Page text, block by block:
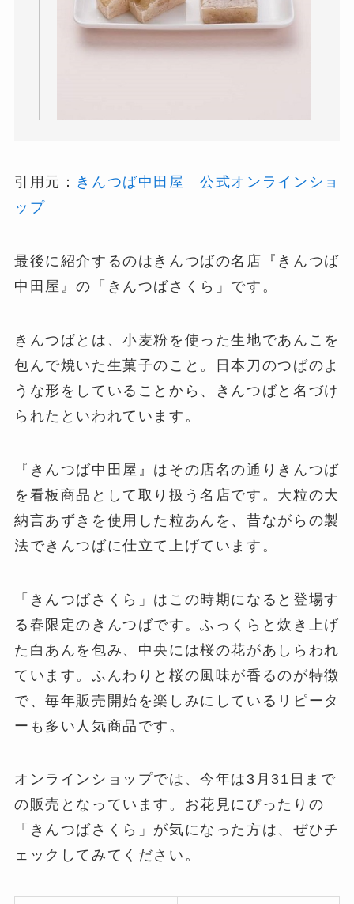
引用元： きんつば中田屋 公式オンラインショ
ップ
最後に紹介するのはきんつばの名店『きんつば
中田屋』の「きんつばさくら」です。
きんつばとは、小麦粉を使った生地であんこを
包んで焼いた生菓子のこと。日本刀のつばのよ
うな形をしていることから、きんつばと名づけ
られたといわれています。
『きんつば中田屋』はその店名の通りきんつば
を看板商品として取り扱う名店です。大粒の大
納言あずきを使用した粒あんを、昔ながらの製
法できんつばに仕立て上げています。
「きんつばさくら」はこの時期になると登場す
る春限定のきんつばです。ふっくらと炊き上げ
た白あんを包み、中央には桜の花があしらわれ
ています。ふんわりと桜の風味が香るのが特徴
で、毎年販売開始を楽しみにしているリピータ
ーも多い人気商品です。
オンラインショップでは、今年は3月31日まで
の販売となっています。お花見にぴったりの
「きんつばさくら」が気になった方は、ぜひチ
ェックしてみてください。